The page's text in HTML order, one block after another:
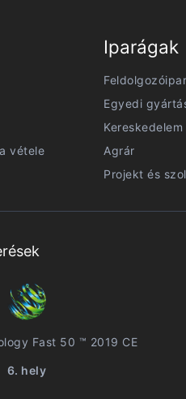
vétele
Iparágak
Feldolgozóipar
Egyedi
Kereskedelem
Agrár
Projekt és
Fast 50 ™ 2019 CE
6. hely